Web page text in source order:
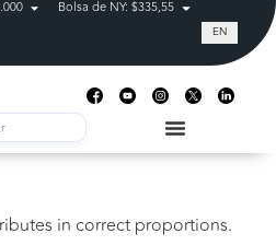
Bolsa de NY: $335,55 Tasa de
EN
in correct proportions.